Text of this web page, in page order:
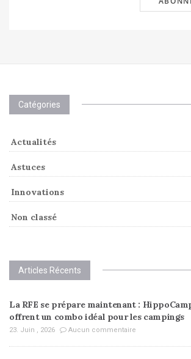
Catégories
Actualités
Astuces
Innovations
Non classé
Articles Récents
La RFE se prépare maintenant :
offrent un combo idéal pour les campings
23. Juin , 2026 Aucun commentaire